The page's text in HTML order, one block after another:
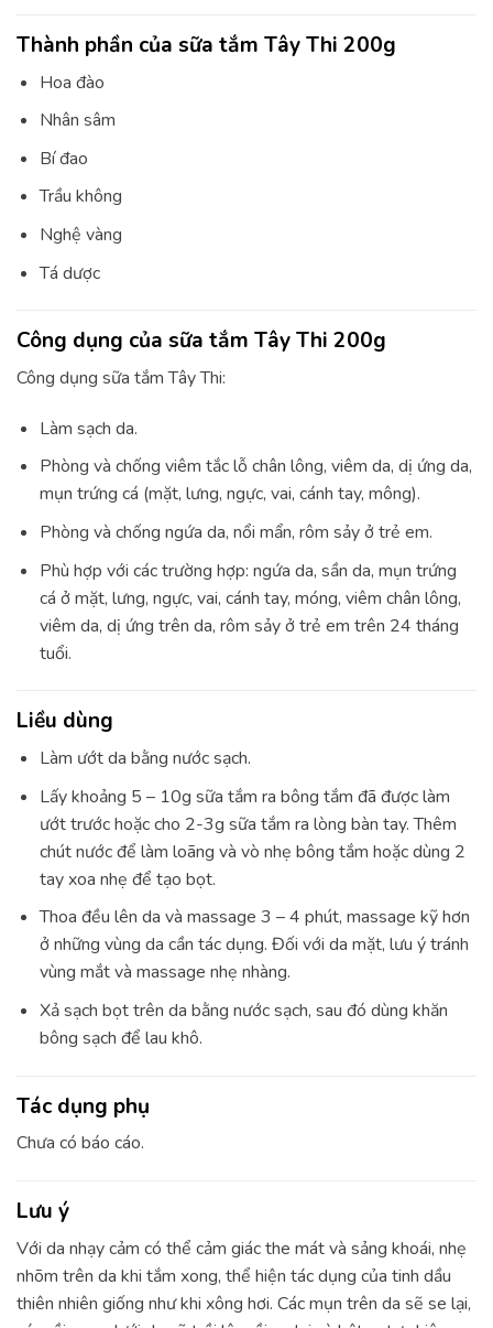
Thành phần của sữa tắm Tây Thi 200g
Hoa đào
Nhân sâm
Bí đao
Trầu không
Nghệ vàng
Tá dược
Công dụng của sữa tắm Tây Thi 200g
Công dụng sữa tắm Tây Thi:
Làm sạch da.
Phòng và chống viêm tắc lỗ chân lông, viêm da, dị ứng da,
mụn trứng cá (mặt, lưng, ngực, vai, cánh tay, mông).
Phòng và chống ngứa da, nổi mẩn, rôm sảy ở trẻ em.
Phù hợp với các trường hợp: ngứa da, sần da, mụn trứng
cá ở mặt, lưng, ngực, vai, cánh tay, móng, viêm chân lông,
viêm da, dị ứng trên da, rôm sảy ở trẻ em trên 24 tháng
tuổi.
Liều dùng
Làm ướt da bằng nước sạch.
Lấy khoảng 5 – 10g sữa tắm ra bông tắm đã được làm
ướt trước hoặc cho 2-3g sữa tắm ra lòng bàn tay. Thêm
chút nước để làm loãng và vò nhẹ bông tắm hoặc dùng 2
tay xoa nhẹ để tạo bọt.
Thoa đều lên da và massage 3 – 4 phút, massage kỹ hơn
ở những vùng da cần tác dụng. Đối với da mặt, lưu ý tránh
vùng mắt và massage nhẹ nhàng.
Xả sạch bọt trên da bằng nước sạch, sau đó dùng khăn
bông sạch để lau khô.
Tác dụng phụ
Chưa có báo cáo.
Lưu ý
Với da nhạy cảm có thể cảm giác the mát và sảng khoái, nhẹ
nhõm trên da khi tắm xong, thể hiện tác dụng của tinh dầu
thiên nhiên giống như khi xông hơi. Các mụn trên da sẽ se lại,